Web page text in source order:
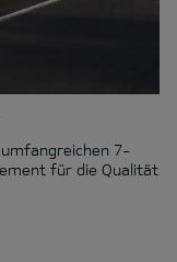
7-
für die Qualität